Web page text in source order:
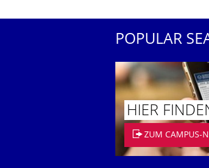
POPULAR
HIER
ZUM CAMPUS-